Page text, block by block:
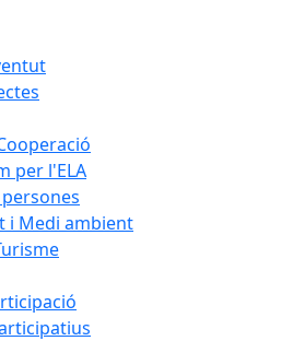
per l'ELA
i Medi ambient